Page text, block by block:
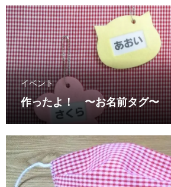
イベント
作ったよ！ 〜お名前タグ〜